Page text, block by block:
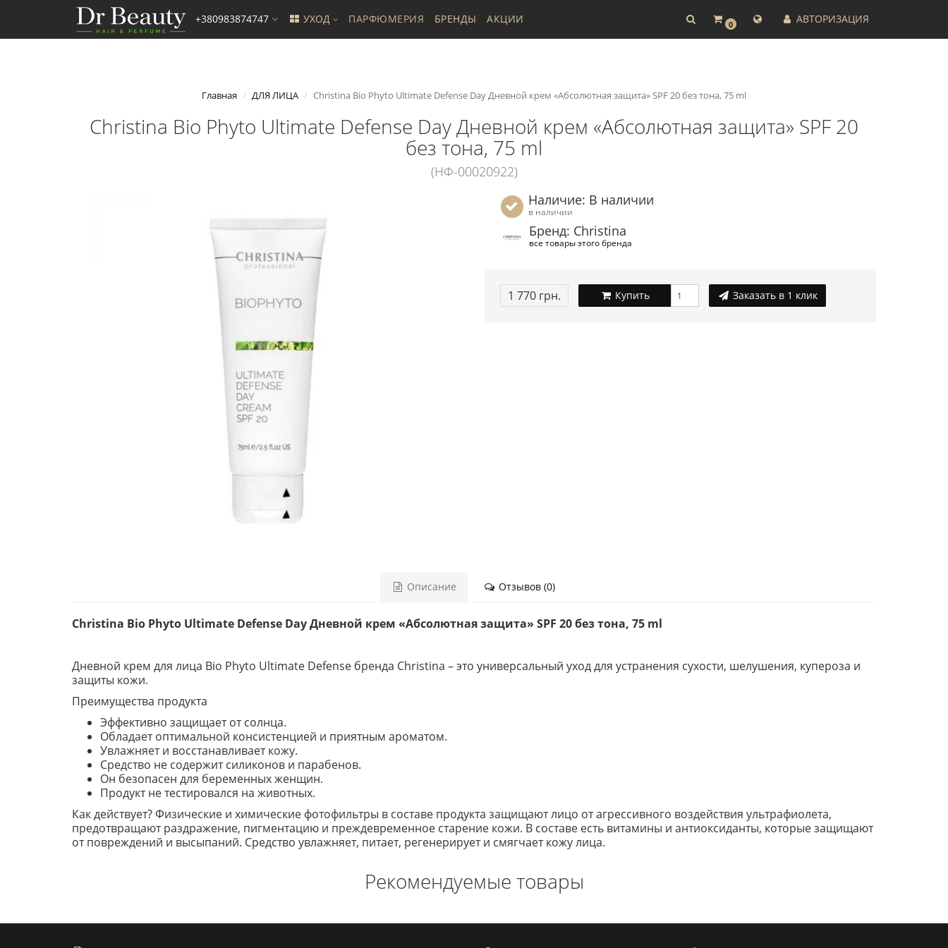
0 АВТОРИЗАЦИЯ
+380983874747 УХОД ПАРФЮМЕРИЯ БРЕНДЫ АКЦИИ
Главная ДЛЯ ЛИЦА Christina Bio Phyto Ultimate Defense Day Дневной крем «Абсолютная защита» SPF 20 без тона, 75 ml
Christina Bio Phyto Ultimate Defense Day Дневной крем «Абсолютная защита» SPF 20
без тона, 75 ml
(НФ-00020922)
Наличие: В наличии
в наличии
Бренд: Christina
все товары этого бренда
1 770 грн. Купить Заказать в 1 клик
Описание Отзывов (0)
Christina Bio Phyto Ultimate Defense Day Дневной крем «Абсолютная защита» SPF 20 без тона, 75 ml
Дневной крем для лица Bio Phyto Ultimate Defense бренда Christina – это универсальный уход для устранения сухости, шелушения, купероза и
защиты кожи.
Преимущества продукта
Эффективно защищает от солнца.
Обладает оптимальной консистенцией и приятным ароматом.
Увлажняет и восстанавливает кожу.
Средство не содержит силиконов и парабенов.
Он безопасен для беременных женщин.
Продукт не тестировался на животных.
Как действует? Физические и химические фотофильтры в составе продукта защищают лицо от агрессивного воздействия ультрафиолета,
предотвращают раздражение, пигментацию и преждевременное старение кожи. В составе есть витамины и антиоксиданты, которые защищают
от повреждений и высыпаний. Средство увлажняет, питает, регенерирует и смягчает кожу лица.
Рекомендуемые товары